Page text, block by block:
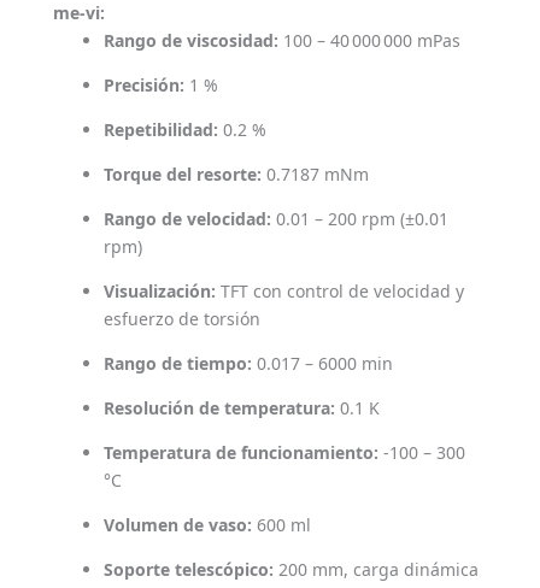
me-vi:
Rango de viscosidad: 100 – 40 000 000 mPas
Precisión: 1 %
Repetibilidad: 0.2 %
Torque del resorte: 0.7187 mNm
Rango de velocidad: 0.01 – 200 rpm (±0.01
rpm)
Visualización: TFT con control de velocidad y
esfuerzo de torsión
Rango de tiempo: 0.017 – 6000 min
Resolución de temperatura: 0.1 K
Temperatura de funcionamiento: -100 – 300
°C
Volumen de vaso: 600 ml
Soporte telescópico: 200 mm, carga dinámica